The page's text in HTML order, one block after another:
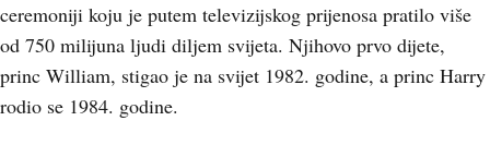
ceremoniji koju je putem televizijskog prijenosa pratilo više
od 750 milijuna ljudi diljem svijeta. Njihovo prvo dijete,
princ William, stigao je na svijet 1982. godine, a princ Harry
rodio se 1984. godine.